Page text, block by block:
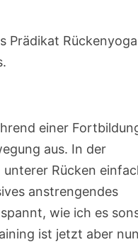
Prädikat Rückenyoga
einer
aus. In der
Rücken
anstrengendes
wie ich es
ist jetzt aber nun